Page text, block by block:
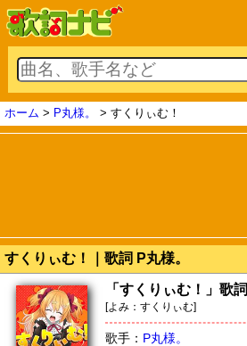
ホーム > P丸様。 > すくりぃむ！
すくりぃむ！｜歌詞 P丸様。
「すくりぃむ！」歌詞
[よみ：すくりぃむ]
歌手： P丸様。